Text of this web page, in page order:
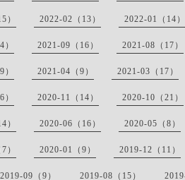
） 2022-02（13） 2022-01（14）
2021-09（16） 2021-08（17）
2021-04（9） 2021-03（17）
2020-11（14） 2020-10（21）
） 2020-06（16） 2020-05（8）
） 2020-01（9） 2019-12（11）
2019-09（9） 2019-08（15）